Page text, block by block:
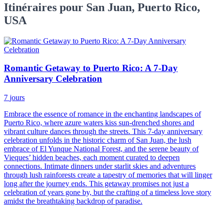
Itinéraires pour San Juan, Puerto Rico,
USA
Romantic Getaway to Puerto Rico: A 7-Day
Anniversary Celebration
7 jours
Embrace the essence of romance in the enchanting landscapes of
Puerto Rico, where azure waters kiss sun-drenched shores and
vibrant culture dances through the streets. This 7-day anniversary
celebration unfolds in the historic charm of San Juan, the lush
embrace of El Yunque National Forest, and the serene beauty of
Vieques’ hidden beaches, each moment curated to deepen
connections. Intimate dinners under starlit skies and adventures
through lush rainforests create a tapestry of memories that will linger
long after the journey ends. This getaway promises not just a
celebration of years gone by, but the crafting of a timeless love story
amidst the breathtaking backdrop of paradise.